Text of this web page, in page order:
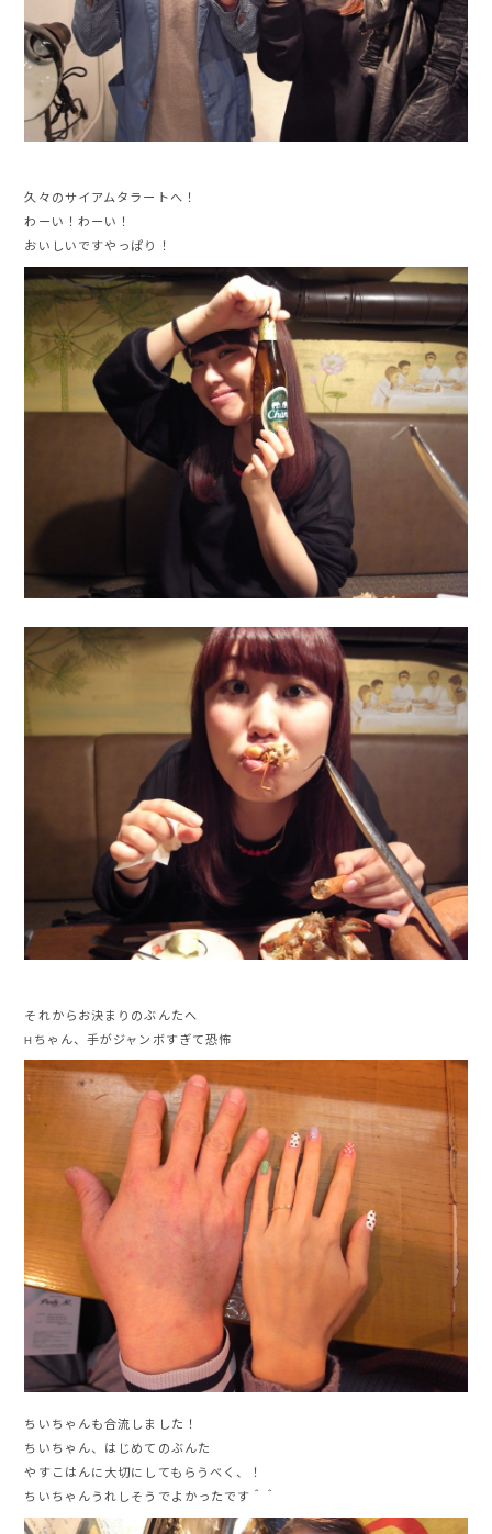
久々のサイアムタラートへ！
わーい！わーい！
おいしいですやっぱり！
それからお決まりのぶんたへ
Hちゃん、手がジャンボすぎて恐怖
ちいちゃんも合流しました！
ちいちゃん、はじめてのぶんた
やすこはんに大切にしてもらうべく、！
ちいちゃんうれしそうでよかったです＾＾